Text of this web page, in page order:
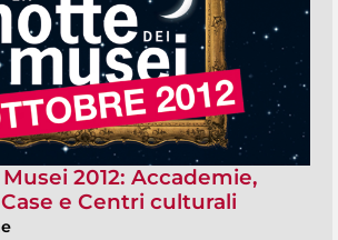
2012: Accademie,
e Centri culturali